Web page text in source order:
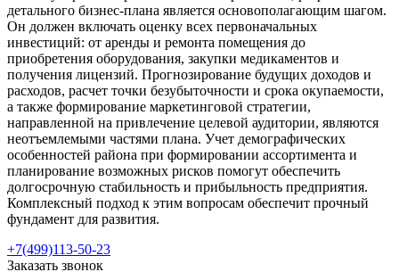
детального бизнес-плана является основополагающим шагом.
Он должен включать оценку всех первоначальных
инвестиций: от аренды и ремонта помещения до
приобретения оборудования, закупки медикаментов и
получения лицензий. Прогнозирование будущих доходов и
расходов, расчет точки безубыточности и срока окупаемости,
а также формирование маркетинговой стратегии,
направленной на привлечение целевой аудитории, являются
неотъемлемыми частями плана. Учет демографических
особенностей района при формировании ассортимента и
планирование возможных рисков помогут обеспечить
долгосрочную стабильность и прибыльность предприятия.
Комплексный подход к этим вопросам обеспечит прочный
фундамент для развития.
+7(499)113-50-23
Заказать звонок